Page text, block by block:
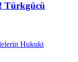
Türkgücü